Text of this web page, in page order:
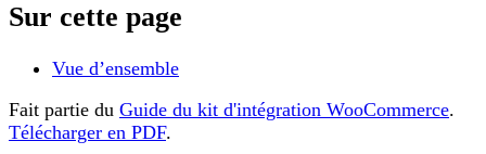
Sur cette page
Vue d’ensemble
Fait partie du Guide du kit d'intégration WooCommerce.
Télécharger en PDF.